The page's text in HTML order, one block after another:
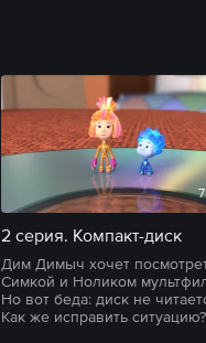
2 серия. Компакт-диск
Дим Димыч хочет
Симкой и Ноликом
Но вот беда: диск не
Как же исправить ситуацию?